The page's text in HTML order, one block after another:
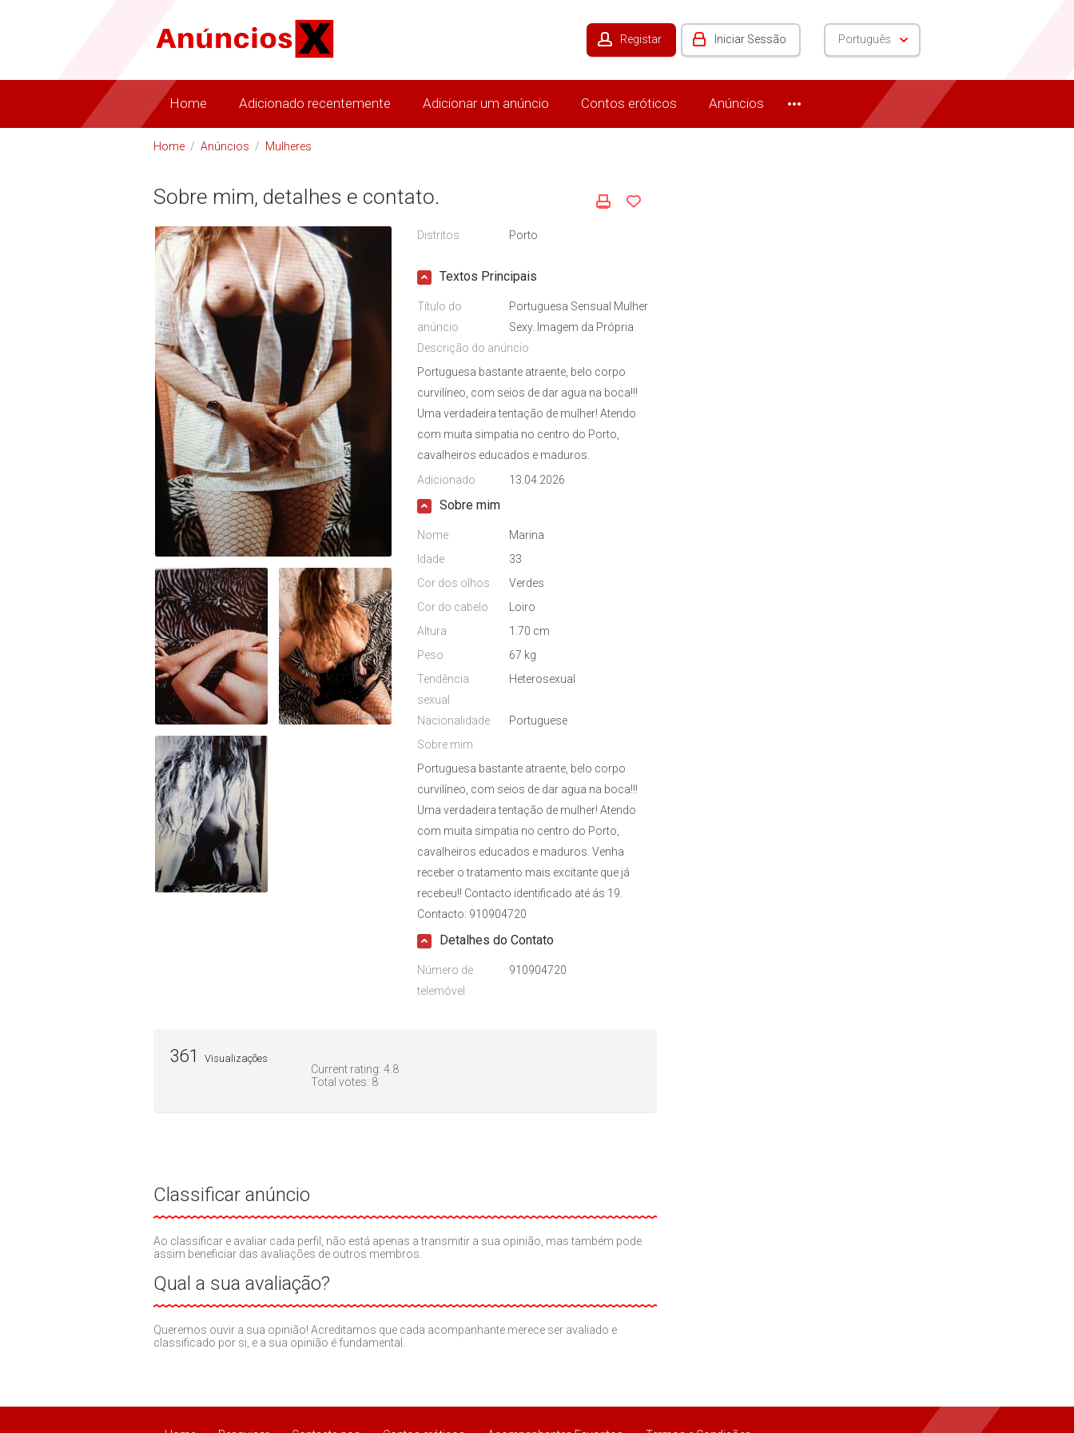
Registar Iniciar Sessão Português
Home Adicionado recentemente Adicionar um anúncio Contos eróticos Anúncios
Home / Anúncios / Mulheres
Sobre mim, detalhes e contato.
Distritos Porto
Textos Principais
Título do
anúncio
Portuguesa Sensual Mulher
Sexy..Imagem da Própria
Descrição do anúncio
Portuguesa bastante atraente, belo corpo
curvilíneo, com seios de dar agua na boca!!!
Uma verdadeira tentação de mulher! Atendo
com muita simpatia no centro do Porto,
cavalheiros educados e maduros.
Adicionado
13.04.2026
Sobre mim
Nome
Marina
Idade
33
Cor dos olhos
Verdes
Cor do cabelo
Loiro
Altura
1.70 cm
Peso
67 kg
Tendência
sexual
Heterosexual
Nacionalidade
Portuguese
Sobre mim
Portuguesa bastante atraente, belo corpo
curvilíneo, com seios de dar agua na boca!!!
Uma verdadeira tentação de mulher! Atendo
com muita simpatia no centro do Porto,
cavalheiros educados e maduros. Venha
receber o tratamento mais excitante que já
recebeu!! Contacto identificado até ás 19.
Contacto: 910904720
Detalhes do Contato
Número de
telemóvel
910904720
Current rating: 4.8
Total votes: 8
361 Visualizações
Classificar anúncio
Ao classificar e avaliar cada perfil, não está apenas a transmitir a sua opinião, mas também pode
assim beneficiar das avaliações de outros membros.
Qual a sua avaliação?
Queremos ouvir a sua opinião! Acreditamos que cada acompanhante merece ser avaliado e
classificado por si, e a sua opinião é fundamental.